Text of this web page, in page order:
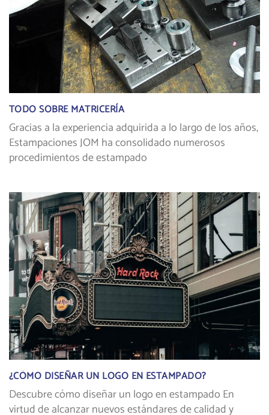
TODO SOBRE MATRICERÍA
Gracias a la experiencia adquirida a lo largo de los años,
Estampaciones JOM ha consolidado numerosos
procedimientos de estampado
¿CÓMO DISEÑAR UN LOGO EN ESTAMPADO?
Descubre cómo diseñar un logo en estampado En
virtud de alcanzar nuevos estándares de calidad y